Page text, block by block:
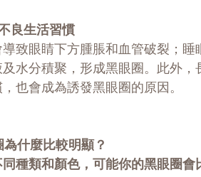
良生活習慣
致眼睛下方腫脹和血管破裂；
水分積聚，形成黑眼圈。此外
也會成為誘發黑眼圈的原因。
什麼比較明顯？
種類和顏色，可能你的黑眼圈會